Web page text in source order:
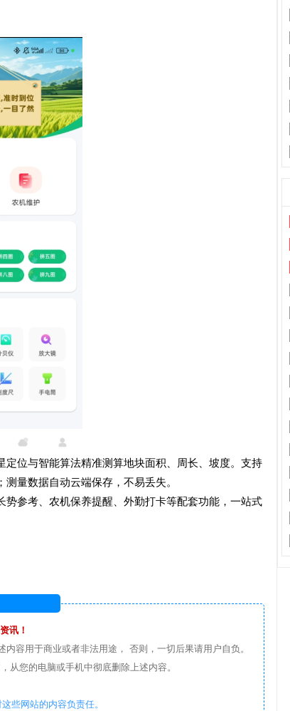
定位与智能算法精准测算地块面积、周长、坡度。支持
量数据自动云端保存，不易丢失。
参考、农机保养提醒、外勤打卡等配套功能，一站式
讯！
容用于商业或者非法用途， 否则，一切后果请用户自负。
您的电脑或手机中彻底删除上述内容。
些网站的内容负责任。